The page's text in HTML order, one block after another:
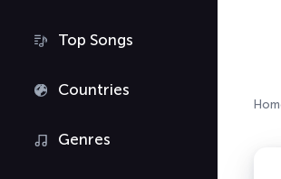
Top Songs
Countries
Genres